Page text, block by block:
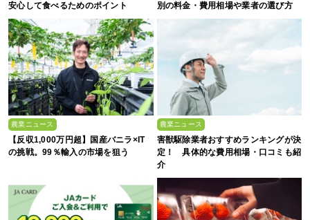
安心して食べるためのポイント
別の料金・費用相場や業者の選び方
農業ニュース
【反収1,000万円超】国産バニラ×IT
の挑戦。99％輸入の市場を狙う
農業ニュース
害獣駆除業者おすすめランキングが決
定！ 具体的な費用相場・口コミも紹
介